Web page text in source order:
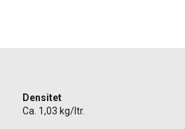
Densitet
Ca. 1,03 kg/ltr.